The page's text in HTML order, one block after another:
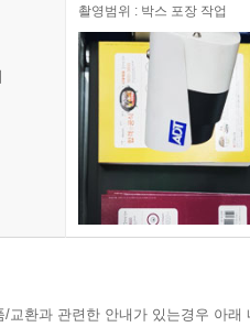
촬영범위 : 박스 포장 작업
교환과 관련한 안내가 있는경우 아